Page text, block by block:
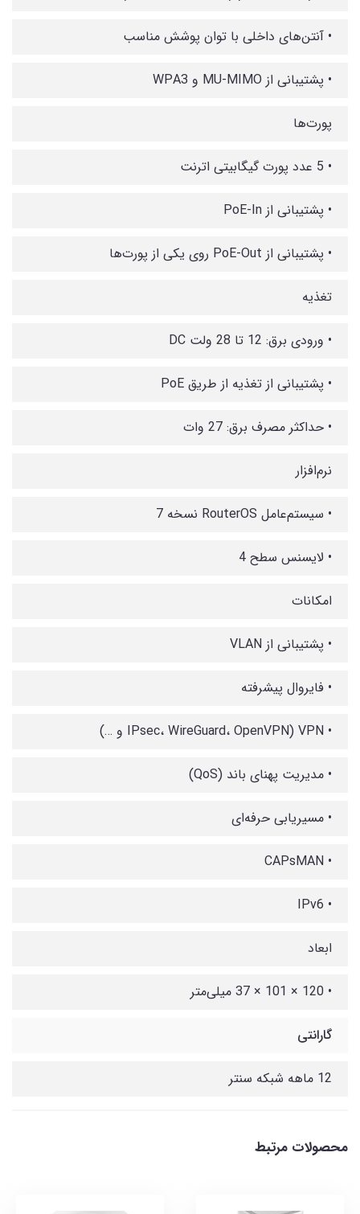
• آنتن‌های داخلی با توان پوشش مناسب
• پشتیبانی از MU-MIMO و WPA3
پورت‌ها
• 5 عدد پورت گیگابیتی اترنت
• پشتیبانی از PoE-In
• پشتیبانی از PoE-Out روی یکی از پورت‌ها
تغذیه
• ورودی برق: 12 تا 28 ولت DC
• پشتیبانی از تغذیه از طریق PoE
• حداکثر مصرف برق: 27 وات
نرم‌افزار
• سیستم‌عامل RouterOS نسخه 7
• لایسنس سطح 4
امکانات
• پشتیبانی از VLAN
• فایروال پیشرفته
• VPN (IPsec، WireGuard، OpenVPN و …)
• مدیریت پهنای باند (QoS)
• مسیریابی حرفه‌ای
• CAPsMAN
• IPv6
ابعاد
• 120 × 101 × 37 میلی‌متر
گارانتی
12 ماهه شبکه سنتر
محصولات مرتبط